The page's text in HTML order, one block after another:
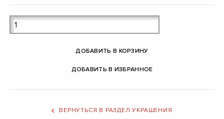
ДОБАВИТЬ В КОРЗИНУ
ДОБАВИТЬ В ИЗБРАННОЕ
ВЕРНУТЬСЯ В РАЗДЕЛ УКРАШЕНИЯ